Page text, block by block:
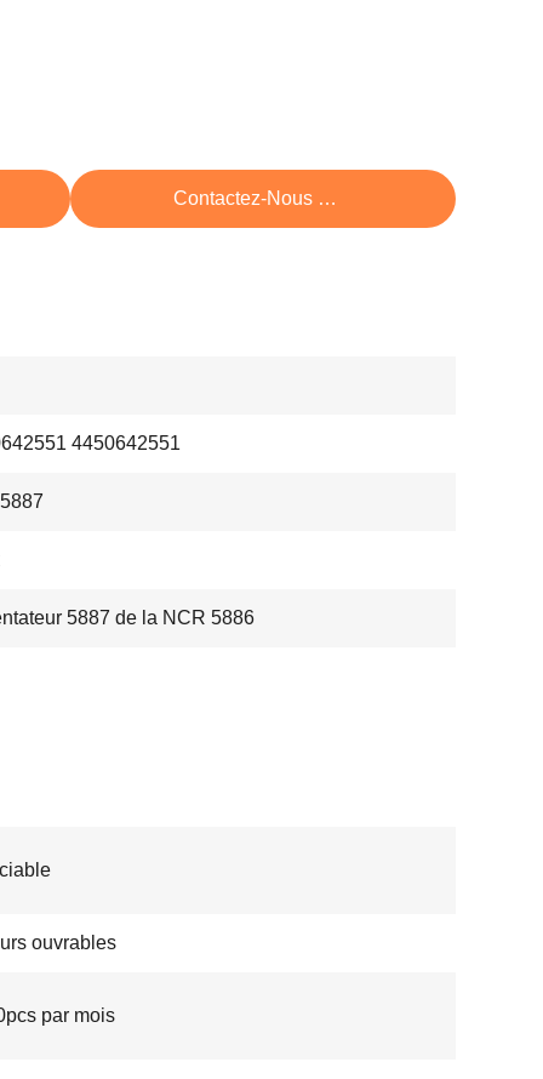
Contactez-Nous Maintenant
4450642551
5887 de la NCR 5886
ouvrables
par mois